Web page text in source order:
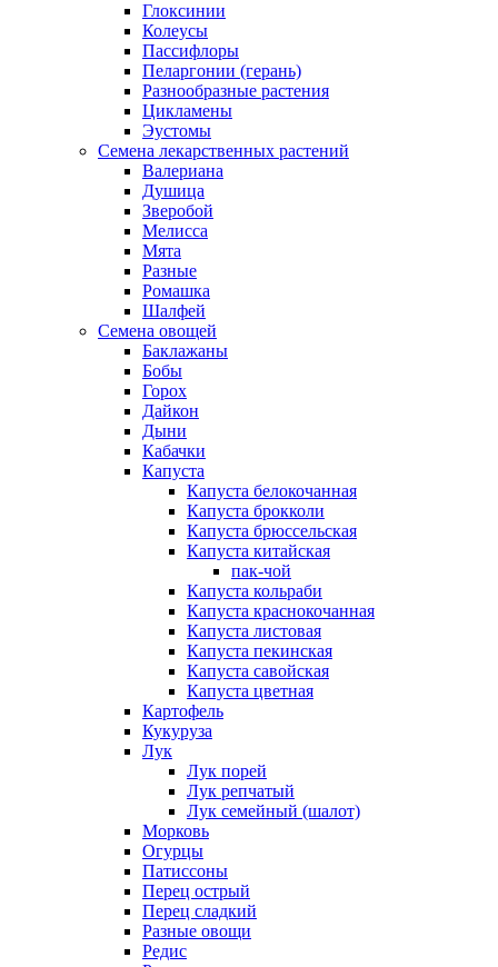
Глоксинии
Колеусы
Пассифлоры
Пеларгонии (герань)
Разнообразные растения
Цикламены
Эустомы
Семена лекарственных растений
Валериана
Душица
Зверобой
Мелисса
Мята
Разные
Ромашка
Шалфей
Семена овощей
Баклажаны
Бобы
Горох
Дайкон
Дыни
Кабачки
Капуста
Капуста белокочанная
Капуста брокколи
Капуста брюссельская
Капуста китайская
пак-чой
Капуста кольраби
Капуста краснокочанная
Капуста листовая
Капуста пекинская
Капуста савойская
Капуста цветная
Картофель
Кукуруза
Лук
Лук порей
Лук репчатый
Лук семейный (шалот)
Морковь
Огурцы
Патиссоны
Перец острый
Перец сладкий
Разные овощи
Редис